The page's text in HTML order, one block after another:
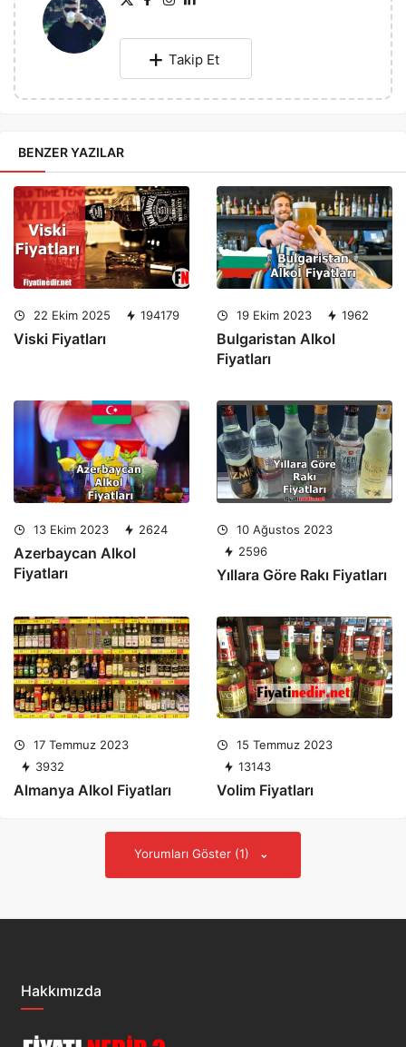
Takip Et
BENZER YAZILAR
22 Ekim 2025 194179
Viski Fiyatları
19 Ekim 2023 1962
Bulgaristan Alkol
Fiyatları
13 Ekim 2023 2624
Azerbaycan Alkol
Fiyatları
10 Ağustos 2023
2596
Yıllara Göre Rakı Fiyatları
17 Temmuz 2023
3932
Almanya Alkol Fiyatları
15 Temmuz 2023
13143
Volim Fiyatları
Yorumları Göster (1)
Hakkımızda